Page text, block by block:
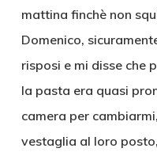
mattina finchè non
Domenico,
risposi e mi disse che
la pasta era quasi
camera per
vestaglia al loro